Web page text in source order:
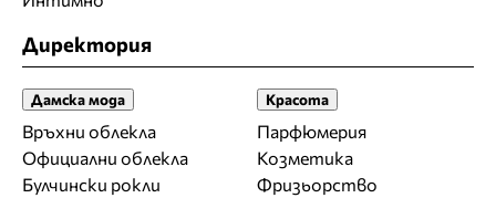
Директория
Дамска мода
Връхни облекла
Официални облекла
Булчински рокли
Красота
Парфюмерия
Козметика
Фризьорство